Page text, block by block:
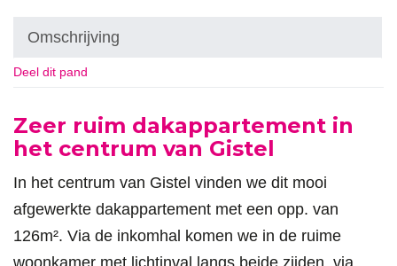
Omschrijving
Deel dit pand
Omschrijving
Zeer ruim dakappartement in
het centrum van Gistel
In het centrum van Gistel vinden we dit mooi
afgewerkte dakappartement met een opp. van
126m². Via de inkomhal komen we in de ruime
woonkamer met lichtinval langs beide zijden, via